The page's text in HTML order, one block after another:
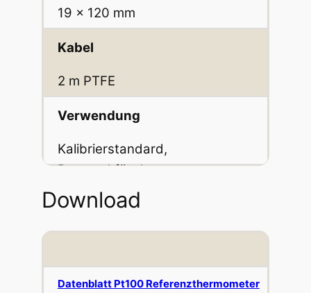
19 x 120 mm
Kabel
2 m PTFE
Verwendung
Kalibrierstandard,
Passend für das
milliK Case
Download
Datenblatt Pt100 Referenzthermometer